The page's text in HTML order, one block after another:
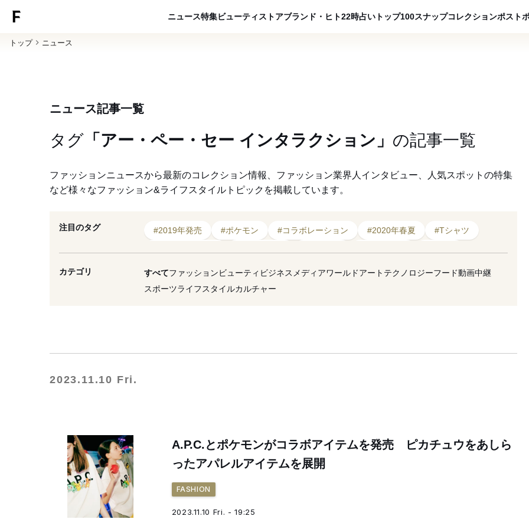
ニュース特集ビューティ ストアブランド・ヒト22時占い トップ100スナップコレクションポスト
トップ ニュース
ニュース記事一覧
タグ 「アー・ペー・セー インタラクション」 の記事一覧
ファッションニュースから最新のコレクション情報、ファッション業界人インタビュー、人気スポットの特集
など様々なファッション&ライフスタイルトピックを掲載しています。
注目のタグ #2019年発売 #ポケモン #コラボレーション #2020年春夏
#Tシャツ
#パフォーマンス
#スウェット
#アー・ペー・セー
#アー・ペー・セー インタラクション
カテゴリ すべてファッションビューティ ビジネス メディアワールドアート テクノロジーフード動画中継
スポーツライフスタイルカルチャー
2023.11.10 Fri.
A.P.C.とポケモンがコラボアイテムを発売 ピカチュウをあしら
ったアパレルアイテムを展開
FASHION
2023.11.10 Fri. - 19:25